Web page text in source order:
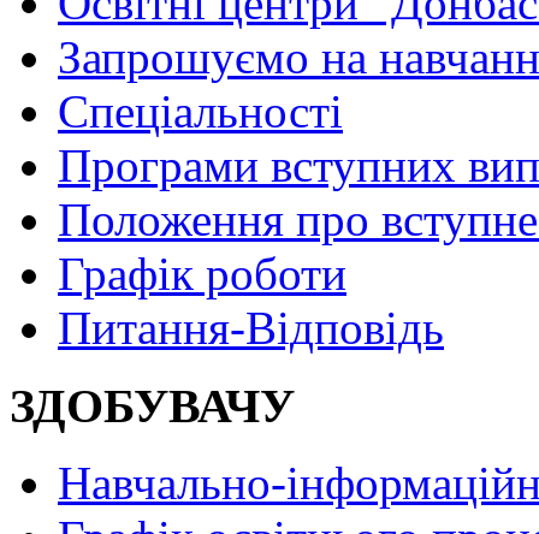
Запрошуємо на
Спеціальності
Програми вступних
Положення про
Графік роботи
Питання-Відповідь
ЗДОБУВАЧУ
Навчально-